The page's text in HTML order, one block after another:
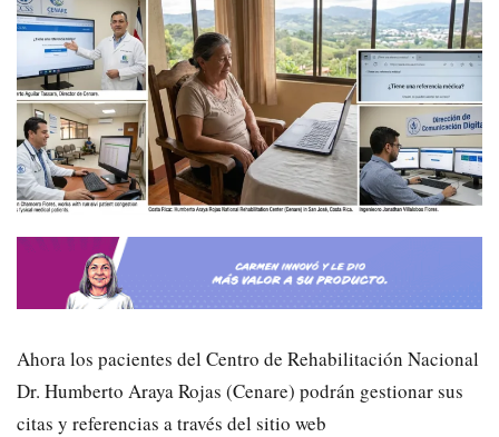
Ahora los pacientes del Centro de Rehabilitación Nacional
Dr. Humberto Araya Rojas (Cenare) podrán gestionar sus
citas y referencias a través del sitio web